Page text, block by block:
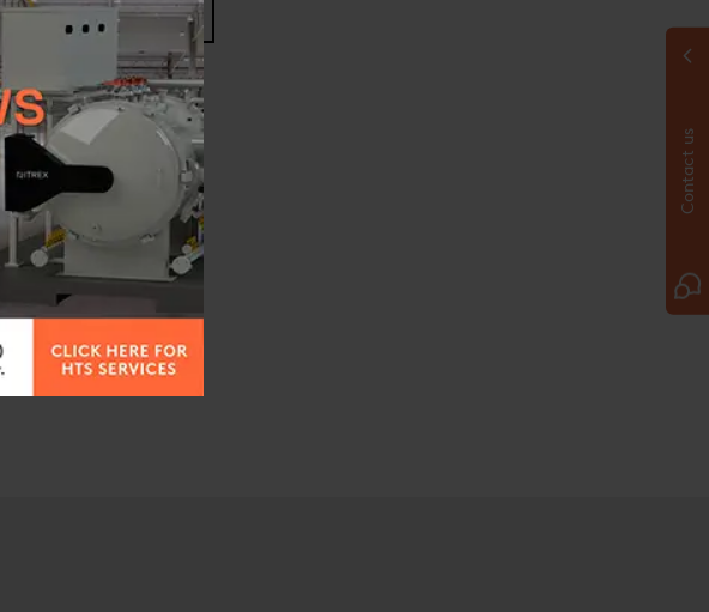
OFERTOWE
Contact us